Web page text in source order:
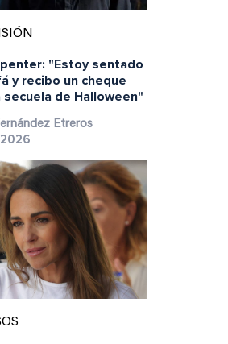
"Estoy sentado
y recibo un cheque
secuela de Halloween"
Etreros